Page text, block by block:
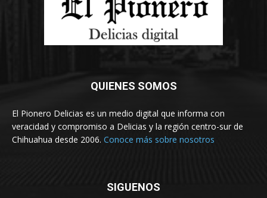
QUIENES SOMOS
El Pionero Delicias es un medio digital que informa con
veracidad y compromiso a Delicias y la región centro-sur de
Chihuahua desde 2006. Conoce más sobre nosotros
SIGUENOS